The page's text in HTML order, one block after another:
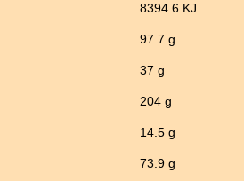
8394.6 KJ
97.7 g
37 g
204 g
14.5 g
73.9 g